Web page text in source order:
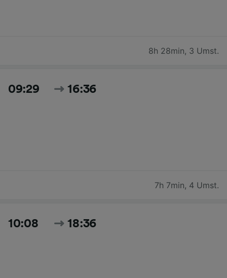
8h 28min, 3 Umst.
09:29 16:36
7h 7min, 4 Umst.
10:08 18:36